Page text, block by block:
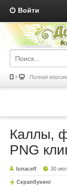
Войти
Полная
Каллы,
PNG
lunar.elf 30
Скрапбукинг